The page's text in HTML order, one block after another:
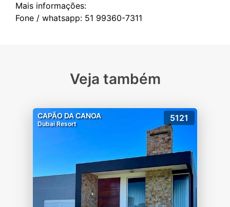
Mais informações:
Veja também
CAPÃO DA CANOA
Dubai Resort
5121